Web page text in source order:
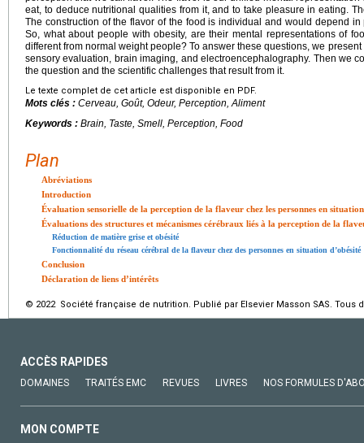
eat, to deduce nutritional qualities from it, and to take pleasure in eating.
The construction of the flavor of the food is individual and would depend
So, what about people with obesity, are their mental representations of
different from normal weight people? To answer these questions, we
sensory evaluation, brain imaging, and electroencephalography. Then we
the question and the scientific challenges that result from it.
Le texte complet de cet article est disponible en PDF.
Mots clés : Cerveau, Goût, Odeur, Perception, Aliment
Keywords : Brain, Taste, Smell, Perception, Food
Plan
Abréviations
Introduction
Évaluation sensorielle de la perception de la flaveur chez les personnes en situation
Évaluations des structures et mécanismes cérébraux liés à la perception de la
Réduction de matière grise et obésité
Fonctionnalité du réseau cérébral de la flaveur chez des personnes en situation d’obésité
Conclusion
Déclaration de liens d’intérêts
© 2022 Société française de nutrition. Publié par Elsevier Masson SAS. Tous
ACCÈS RAPIDES
DOMAINES TRAITÉS EMC REVUES LIVRES NOS FORMULES
MON COMPTE